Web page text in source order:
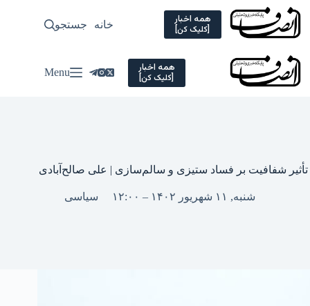
Skip
content
همه اخبار
[کلیک کن] خانه سیاسی
جستجو
همه اخبار
[کلیک کن] Menu
تأثیر شفافیت بر فساد ستیزی و سالم‌سازی | علی صالح‌آبادی
شنبه, ۱۱ شهریور ۱۴۰۲ – ۱۲:۰۰ سیاسی